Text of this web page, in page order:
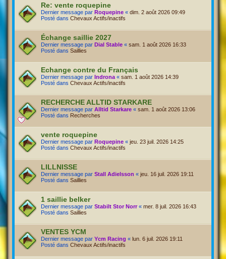
Re: vente roquepine
Dernier message par Roquepine « dim. 2 août 2026 09:49
Posté dans Chevaux Actifs/inactifs
Échange saillie 2027
Dernier message par Dial Stable « sam. 1 août 2026 16:33
Posté dans Saillies
Echange contre du Français
Dernier message par Indrona « sam. 1 août 2026 14:39
Posté dans Chevaux Actifs/inactifs
RECHERCHE ALLTID STARKARE
Dernier message par Alltid Starkare « sam. 1 août 2026 13:06
Posté dans Recherches
vente roquepine
Dernier message par Roquepine « jeu. 23 juil. 2026 14:25
Posté dans Chevaux Actifs/inactifs
LILLNISSE
Dernier message par Stall Adielsson « jeu. 16 juil. 2026 19:11
Posté dans Saillies
1 saillie belker
Dernier message par Stabilt Stor Norr « mer. 8 juil. 2026 16:43
Posté dans Saillies
VENTES YCM
Dernier message par Ycm Racing « lun. 6 juil. 2026 19:11
Posté dans Chevaux Actifs/inactifs